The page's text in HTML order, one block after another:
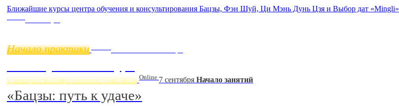
Ближайшие курсы центра обучения и консультирования Бацзы, Фэн Шуй, Ци Мэнь Дунь Цзя и Выбор дат «Mingli»
Начало практики
пространство, работающее на вас Online 7 сентября Начало занятий
«Бацзы: путь к удаче»